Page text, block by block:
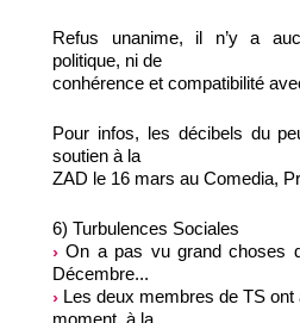
Refus unanime, il n’y a
politique, ni de
conhérence et compatibilité
Pour infos, les décibels du
soutien à la
ZAD le 16 mars au Comedia,
6) Turbulences Sociales
On a pas vu grand choses
Décembre...
Les deux membres de TS